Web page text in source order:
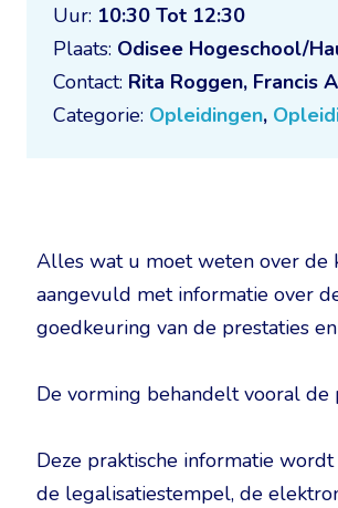
Uur: 10:30 Tot 12:30
Plaats: Odisee Hogeschool/
Contact: Rita Roggen, Francis
Categorie: Opleidingen,
Alles wat u moet weten over de
aangevuld met informatie over
goedkeuring van de prestaties
De vorming behandelt vooral de
Deze praktische informatie
de legalisatiestempel, de